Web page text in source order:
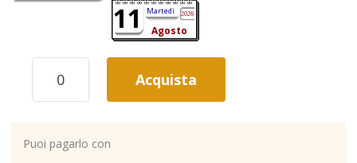
11 Martedì 2026
Agosto
NOVASTAR
VX600
PRO
PER
Acquista
Puoi pagarlo con